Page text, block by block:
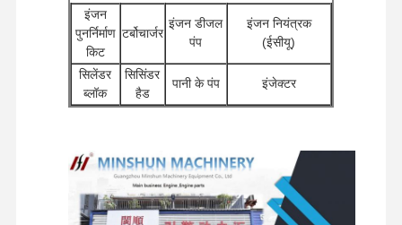
पर्किन्स इंजन
यानमार इंजन
कुबोटा इंजन
डीजल इंजन
इंजन
पुनर्निर्माण
किट
टर्बोचार्जर
इंजन डीजल
पंप
इंजन नियंत्रक
(ईसीयू)
सिलेंडर
ब्लॉक
सिसिंडर
हैड
पानी के पंप इंजेक्टर
घटक
वितरक
वाल्व
यात्रा मोटर
असेंबलियाँ
चेसिस घटक और अन्य
सहायक उपकरण